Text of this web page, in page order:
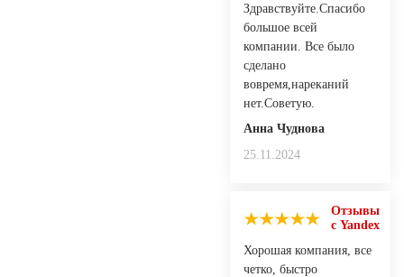
Здравствуйте.Спасибо
большое всей
компании. Все было
сделано
вовремя,нареканий
нет.Советую.
Анна Чуднова
25.11.2024
Отзывы
с Yandex
Хорошая компания, все
четко, быстро